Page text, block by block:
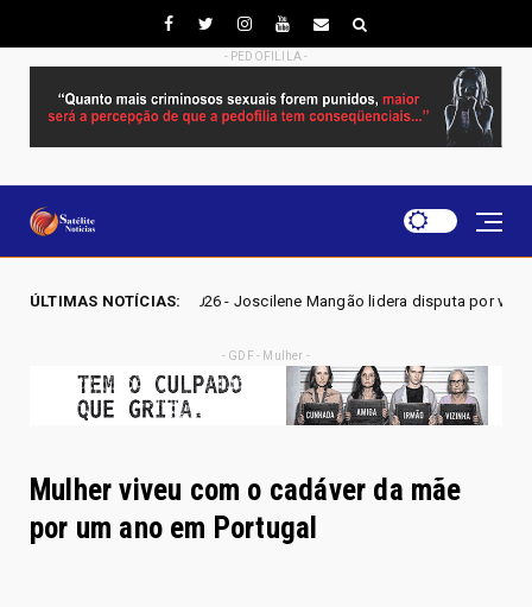
- PEDOFILILA -
ÚLTIMAS NOTÍCIAS:
GO 2026 - Joscilene Mangão lidera disputa por vaga na Alego em Novo
- GDF - Mulher -
Mulher viveu com o cadáver da mãe
por um ano em Portugal